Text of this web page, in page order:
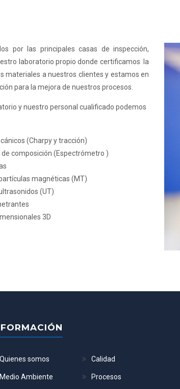
por las principales casas de inspección,
laboratorio propio donde certificamos la
materiales a nuestros clientes y estamos en
para la mejora de nuestros procesos.
y nuestro personal cualificado podemos
(Charpy y tracción)
composición (Espectrómetro )
magnéticas (MT)
(UT)
3D
Quienes somos Calidad
Medio Ambiente Procesos